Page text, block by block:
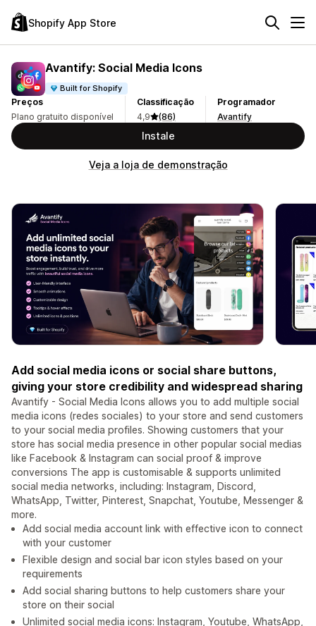
Shopify App Store
Avantify: Social Media Icons
Built for Shopify
Preços
Plano gratuito disponível
Classificação
4,9
(86)
Programador
Avantify
Instale
Veja a loja de demonstração
Add social media icons or social share buttons,
giving your store credibility and widespread sharing
Avantify - Social Media Icons allows you to add multiple social
media icons (redes sociales) to your store and send customers
to your social media profiles. Showing customers that your
store has social media presence in other popular social medias
like Facebook & Instagram can social proof & improve
conversions The app is customisable & supports unlimited
social media networks, including: Instagram, Discord,
WhatsApp, Twitter, Pinterest, Snapchat, Youtube, Messenger &
more.
Add social media account link with effective icon to connect
with your customer
Flexible design and social bar icon styles based on your
requirements
Add social sharing buttons to help customers share your
store on their social
Unlimited social media icons: Instagram, Youtube, WhatsApp,